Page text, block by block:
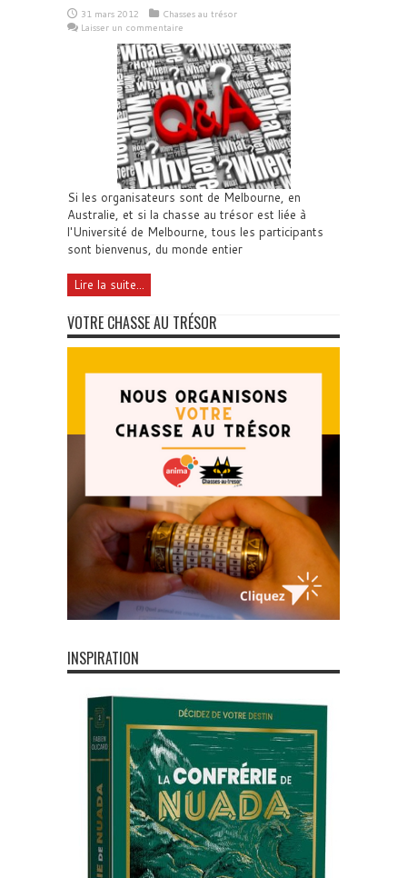
31 mars 2012
Chasses au trésor
Laisser un commentaire
Si les organisateurs sont de Melbourne, en
Australie, et si la chasse au trésor est liée à
l'Université de Melbourne, tous les participants
sont bienvenus, du monde entier
Lire la suite...
VOTRE CHASSE AU TRÉSOR
INSPIRATION